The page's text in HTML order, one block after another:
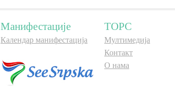
Манифестације
Календар манифестација
ТОРС
Мултимедија
Контакт
О нама